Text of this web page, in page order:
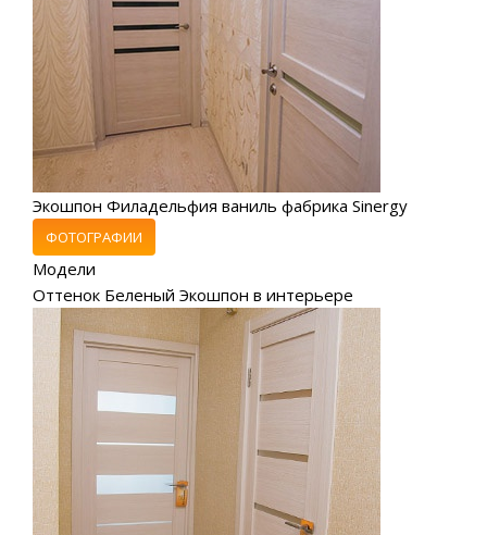
Экошпон Филадельфия ваниль фабрика Sinergy
ФОТОГРАФИИ
Модели
Оттенок Беленый Экошпон в интерьере